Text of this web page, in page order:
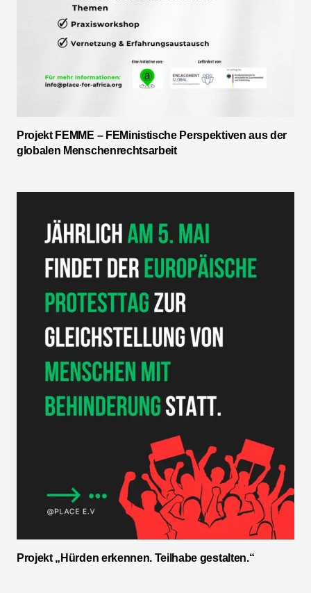
Projekt FEMME – FEMinistische Perspektiven aus der
globalen Menschenrechtsarbeit
Projekt „Hürden erkennen. Teilhabe gestalten.“